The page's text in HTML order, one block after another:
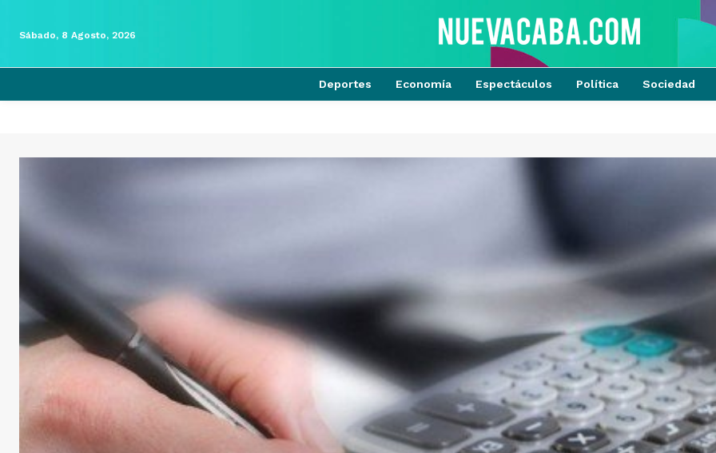
Sábado, 8 Agosto, 2026
Deportes Economía Espectáculos Política Sociedad